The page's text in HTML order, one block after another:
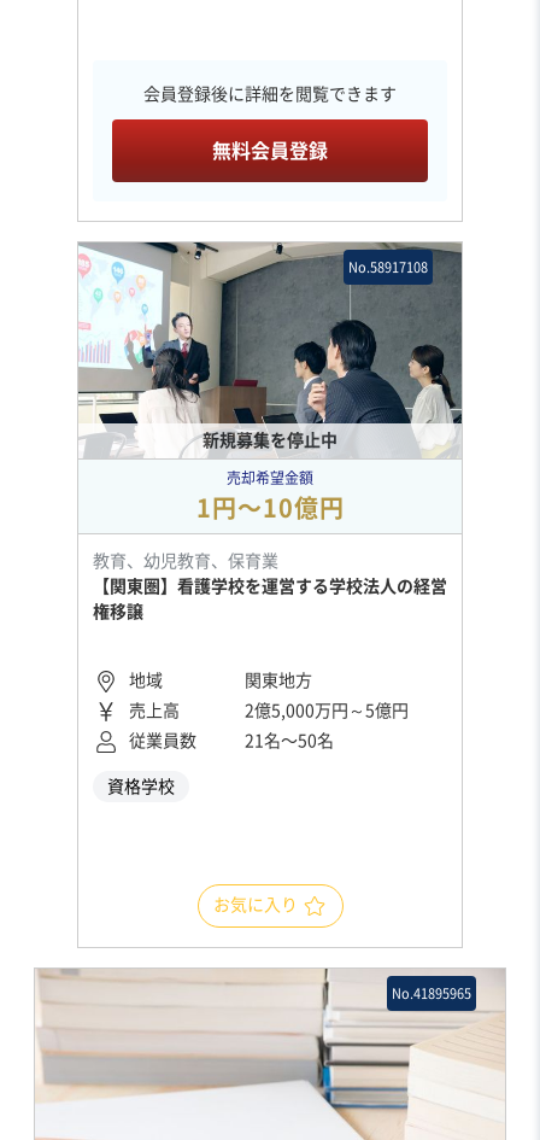
会員登録後に詳細を閲覧できます
無料会員登録
新規募集を停止中
No.58917108
売却希望金額
1円〜10億円
教育、幼児教育、保育業
【関東圏】看護学校を運営する学校法人の経営
権移譲
地域
関東地方
売上高
2億5,000万円～5億円
従業員数
21名〜50名
資格学校
お気に入り
No.41895965